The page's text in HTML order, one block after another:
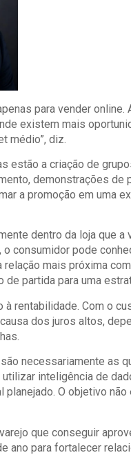
para vender
existem mais
médio”, diz.
estão a criação de
demonstrações
a promoção em uma
dentro da loja que
consumidor pode
mais próxima
partida para uma
à rentabilidade. Com o
dos juros altos,
necessariamente as
inteligência de
O objetivo
que conseguir
ano para fortalecer